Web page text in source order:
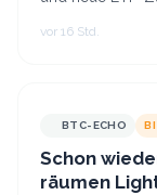
vor 16 Std.
BTC-ECHO
Schon
räumen